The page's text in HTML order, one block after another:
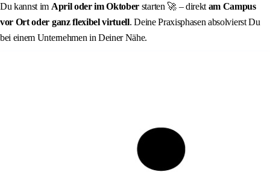
Du kannst im April oder im Oktober starten 🚀 – direkt am Campus
vor Ort oder ganz flexibel virtuell. Deine Praxisphasen absolvierst Du
bei einem Unternehmen in Deiner Nähe.